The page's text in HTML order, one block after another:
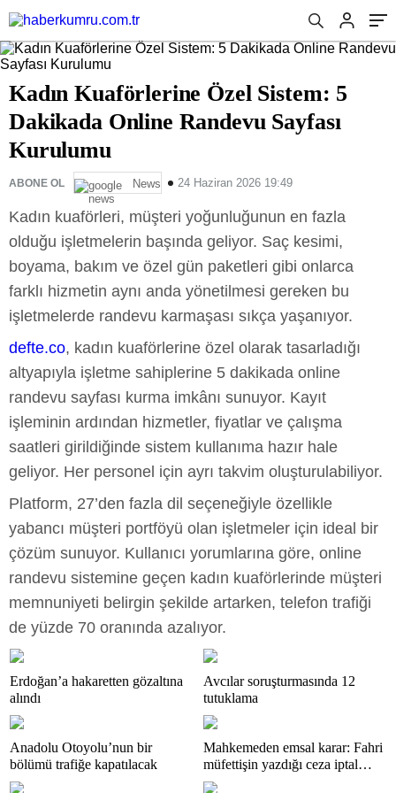
Kadın Kuaförlerine Özel Sistem: 5
Dakikada Online Randevu Sayfası
Kurulumu
ABONE OL News 24 Haziran 2026 19:49
Kadın kuaförleri, müşteri yoğunluğunun en fazla
olduğu işletmelerin başında geliyor. Saç kesimi,
boyama, bakım ve özel gün paketleri gibi onlarca
farklı hizmetin aynı anda yönetilmesi gereken bu
işletmelerde randevu karmaşası sıkça yaşanıyor.
defte.co, kadın kuaförlerine özel olarak tasarladığı
altyapıyla işletme sahiplerine 5 dakikada online
randevu sayfası kurma imkânı sunuyor. Kayıt
işleminin ardından hizmetler, fiyatlar ve çalışma
saatleri girildiğinde sistem kullanıma hazır hale
geliyor. Her personel için ayrı takvim oluşturulabiliyor.
Platform, 27’den fazla dil seçeneğiyle özellikle
yabancı müşteri portföyü olan işletmeler için ideal bir
çözüm sunuyor. Kullanıcı yorumlarına göre, online
randevu sistemine geçen kadın kuaförlerinde müşteri
memnuniyeti belirgin şekilde artarken, telefon trafiği
de yüzde 70 oranında azalıyor.
Erdoğan’a hakaretten gözaltına
alındı
Avcılar soruşturmasında 12
tutuklama
Anadolu Otoyolu’nun bir
bölümü trafiğe kapatılacak
Mahkemeden emsal karar: Fahri
müfettişin yazdığı ceza iptal
edildi